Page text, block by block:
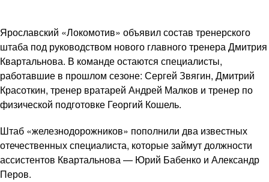
Ярославский «Локомотив» объявил состав тренерского
штаба под руководством нового главного тренера Дмитрия
Квартальнова. В команде остаются специалисты,
работавшие в прошлом сезоне: Сергей Звягин, Дмитрий
Красоткин, тренер вратарей Андрей Малков и тренер по
физической подготовке Георгий Кошель.
Штаб «железнодорожников» пополнили два известных
отечественных специалиста, которые займут должности
ассистентов Квартальнова — Юрий Бабенко и Александр
Перов.